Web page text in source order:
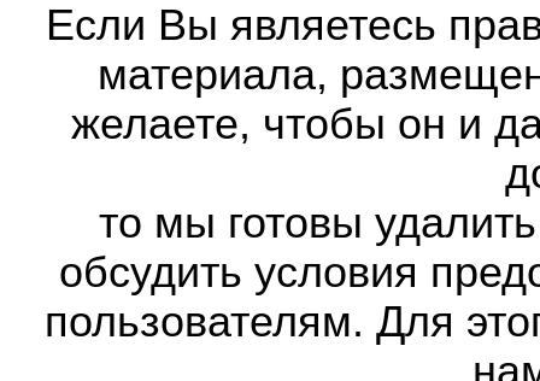
Если Вы являетесь
материала,
желаете, чтобы он и
то мы готовы
обсудить условия
пользователям. Для